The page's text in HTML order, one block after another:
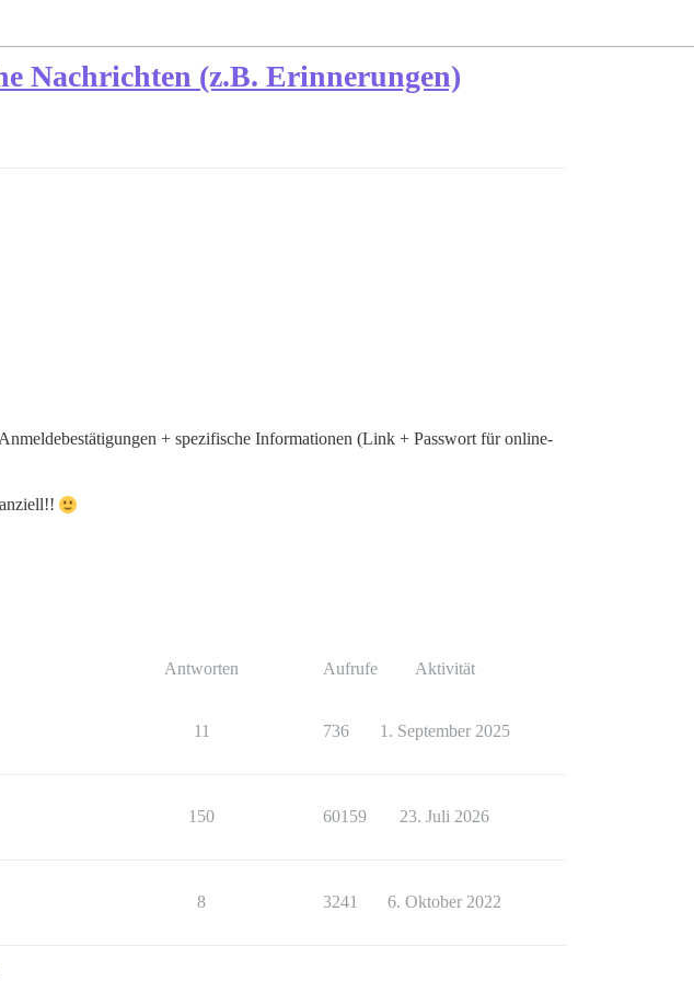
Nachrichten (z.B. Erinnerungen)
+ spezifische Informationen (Link + Passwort für online-
Antworten Aufrufe Aktivität
11 736 1. September 2025
150 60159 23. Juli 2026
8 3241 6. Oktober 2022